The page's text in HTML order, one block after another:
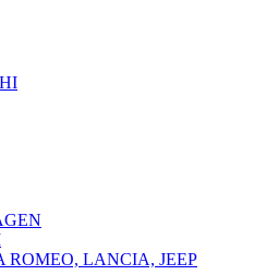
ROMEO, LANCIA, JEEP